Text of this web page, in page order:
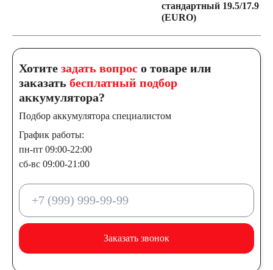
стандартный 19.5/17.9
(EURO)
Хотите задать вопрос о товаре или
заказать бесплатный подбор
аккумулятора?
Подбор аккумулятора специалистом
График работы:
пн-пт 09:00-22:00
сб-вс 09:00-21:00
Заказать звонок